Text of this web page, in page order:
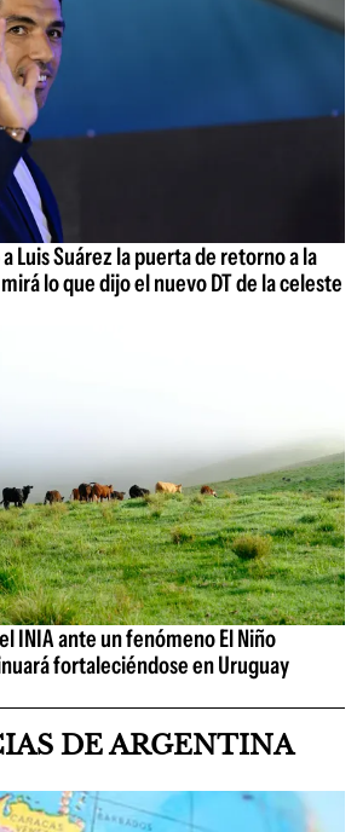
Luis Suárez la puerta de retorno a la
lo que dijo el nuevo DT de la celeste
INIA ante un fenómeno El Niño
fortaleciéndose en Uruguay
DE ARGENTINA